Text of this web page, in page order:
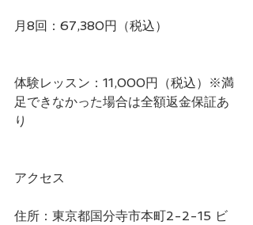
月8回：67,380円（税込）
体験レッスン：11,000円（税込）※満
足できなかった場合は全額返金保証あ
り
アクセス
住所：東京都国分寺市本町2-2-15 ビ